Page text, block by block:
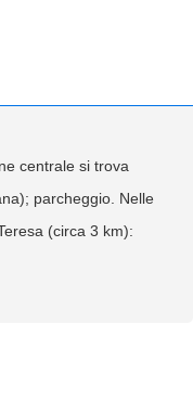
centrale si trova
parcheggio. Nelle
(circa 3 km):